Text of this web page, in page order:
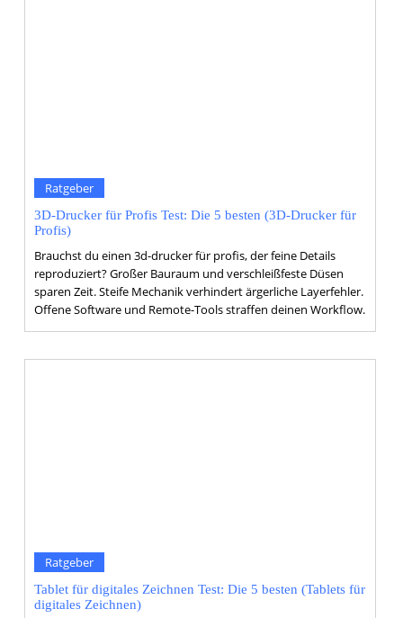
Ratgeber
3D-Drucker für Profis Test: Die 5 besten (3D-Drucker für
Profis)
Brauchst du einen 3d-drucker für profis, der feine Details
reproduziert? Großer Bauraum und verschleißfeste Düsen
sparen Zeit. Steife Mechanik verhindert ärgerliche Layerfehler.
Offene Software und Remote-Tools straffen deinen Workflow.
Ratgeber
Tablet für digitales Zeichnen Test: Die 5 besten (Tablets für
digitales Zeichnen)